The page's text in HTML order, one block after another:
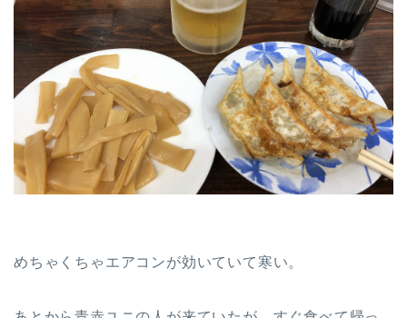
めちゃくちゃエアコンが効いていて寒い。